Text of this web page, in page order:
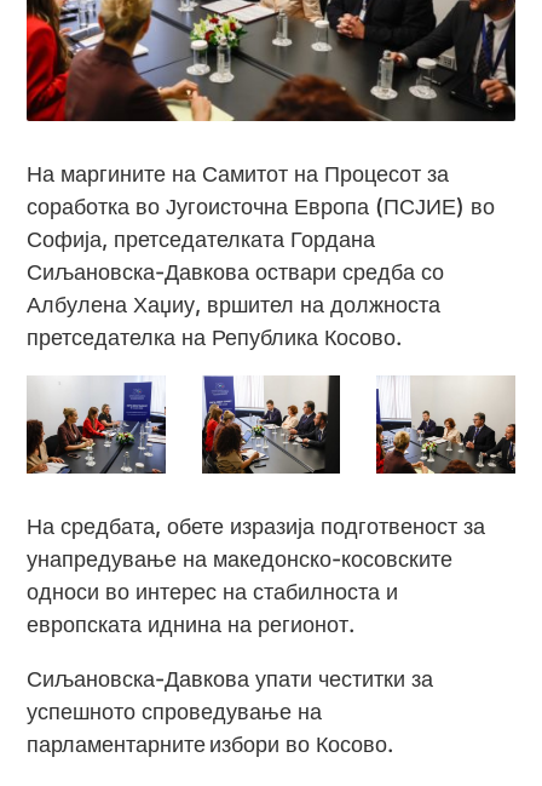
На маргините на Самитот на Процесот за
соработка во Југоисточна Европа (ПСЈИЕ) во
Софија, претседателката Гордана
Сиљановска-Давкова оствари средба со
Албулена Хаџиу, вршител на должноста
претседателка на Република Косово.
На средбата, обете изразија подготвеност за
унапредување на македонско-косовските
односи во интерес на стабилноста и
европската иднина на регионот.
Сиљановска-Давкова упати честитки за
успешното спроведување на
парламентарните избори во Косово.